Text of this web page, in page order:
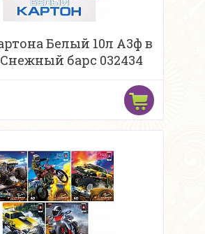
Белый 10л А3ф в
барс 032434